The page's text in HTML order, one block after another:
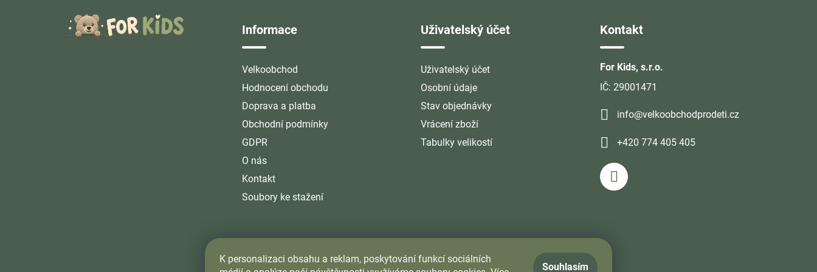
K personalizaci obsahu a reklam, poskytování funkcí sociálních
Souhlasím
Informace
Velkoobchod
Hodnocení obchodu
Doprava a platba
Obchodní podmínky
GDPR
O nás
Kontakt
Soubory ke stažení
Uživatelský účet
Uživatelský účet
Osobní údaje
Stav objednávky
Vrácení zboží
Tabulky velikostí
Kontakt
For Kids, s.r.o.
IČ: 29001471
info@velkoobchodprodeti.cz
+420 774 405 405